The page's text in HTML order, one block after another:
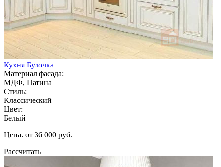
Кухня Булочка
Материал фасада:
МДФ, Патина
Стиль:
Классический
Цвет:
Белый
Цена: от 36 000 руб.
Рассчитать